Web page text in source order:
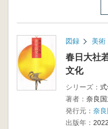
図録 美術
春日大社
文化
シリーズ：
著者： 奈良
発行元：
出版年： 2022